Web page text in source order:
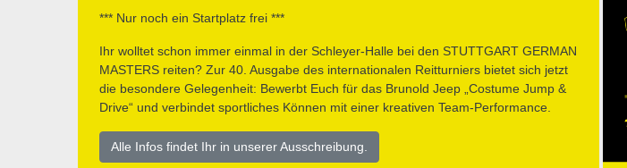
*** Nur noch ein Startplatz frei ***
Ihr wolltet schon immer einmal in der Schleyer-Halle bei den STUTTGART GERMAN
MASTERS reiten? Zur 40. Ausgabe des internationalen Reitturniers bietet sich jetzt
die besondere Gelegenheit: Bewerbt Euch für das Brunold Jeep „Costume Jump &
Drive“ und verbindet sportliches Können mit einer kreativen Team-Performance.
Alle Infos findet Ihr in unserer Ausschreibung.